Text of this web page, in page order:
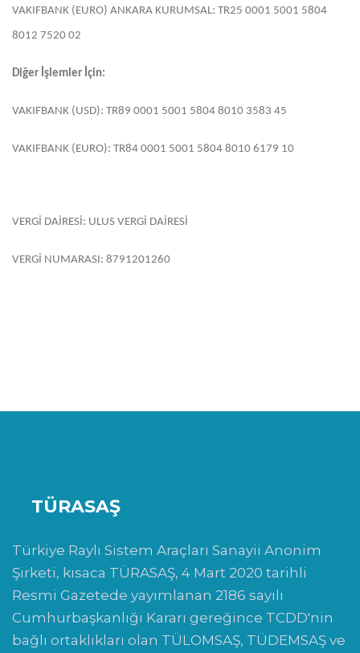
VAKIFBANK (EURO) ANKARA KURUMSAL: TR25 0001 5001 5804
8012 7520 02
Diğer İşlemler İçin:
VAKIFBANK (USD): TR89 0001 5001 5804 8010 3583 45
VAKIFBANK (EURO): TR84 0001 5001 5804 8010 6179 10
VERGİ DAİRESİ: ULUS VERGİ DAİRESİ
VERGİ NUMARASI: 8791201260
TÜRASAŞ
Türkiye Raylı Sistem Araçları Sanayii Anonim
Şirketi, kısaca TÜRASAŞ, 4 Mart 2020 tarihli
Resmi Gazetede yayımlanan 2186 sayılı
Cumhurbaşkanlığı Kararı gereğince TCDD'nin
bağlı ortaklıkları olan TÜLOMSAŞ, TÜDEMSAŞ ve